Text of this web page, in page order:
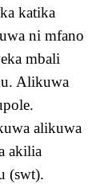
katika
ni mfano
mbali
Alikuwa
alikuwa
akilia
(swt).